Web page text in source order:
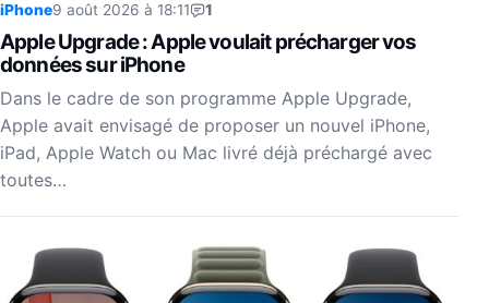
iPhone9 août 2026 à 18:11 1
Apple Upgrade : Apple voulait précharger vos
données sur iPhone
Dans le cadre de son programme Apple Upgrade,
Apple avait envisagé de proposer un nouvel iPhone,
iPad, Apple Watch ou Mac livré déjà préchargé avec
toutes…